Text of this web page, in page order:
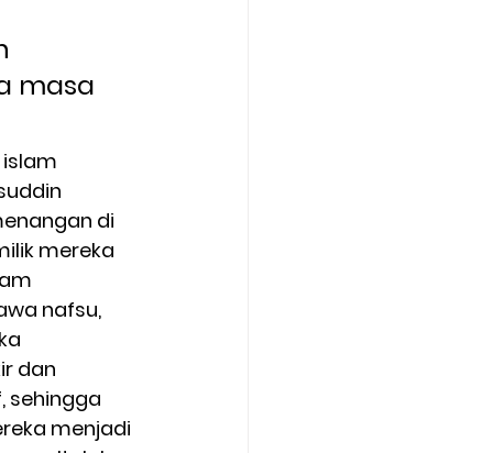
masa
di
mereka
nafsu,
dan
sehingga
menjadi